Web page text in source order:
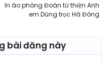
In áo phông Đoàn từ thiện Anh
em Dũng trọc Hà Đông
bài đăng này